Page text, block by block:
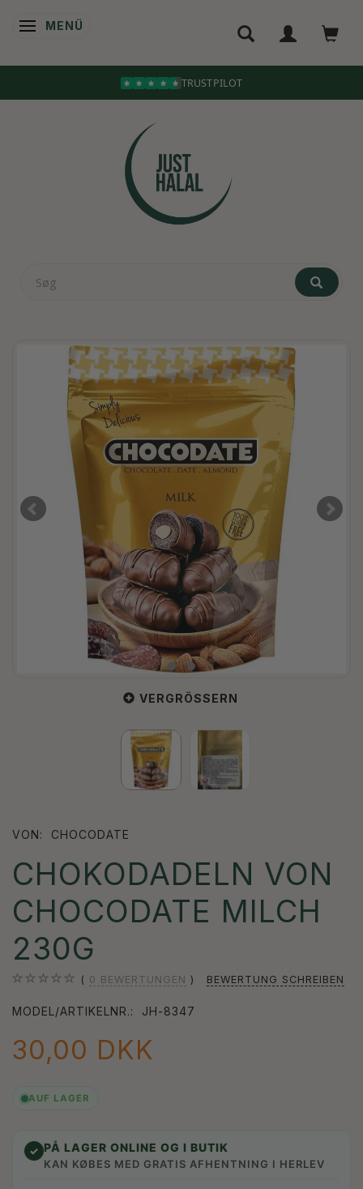
ANZEIGE ÄNDERN
MENÜ
TRUSTPILOT
VERGRÖSSERN
VON: CHOCODATE
CHOKODADELN VON
CHOCODATE MILCH
230G
0 BEWERTUNGEN BEWERTUNG SCHREIBEN
MODEL/ARTIKELNR.: JH-8347
30,00 DKK
AUF LAGER
✓ PÅ LAGER ONLINE OG I BUTIK
KAN KØBES MED GRATIS AFHENTNING I HERLEV